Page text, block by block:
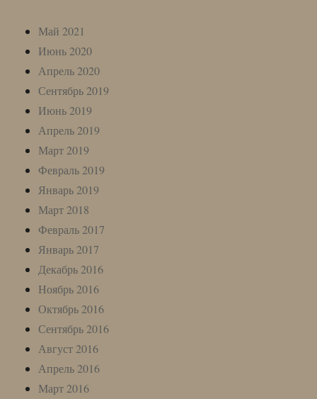
Май 2021
Июнь 2020
Апрель 2020
Сентябрь 2019
Июнь 2019
Апрель 2019
Март 2019
Февраль 2019
Январь 2019
Март 2018
Февраль 2017
Январь 2017
Декабрь 2016
Ноябрь 2016
Октябрь 2016
Сентябрь 2016
Август 2016
Апрель 2016
Март 2016